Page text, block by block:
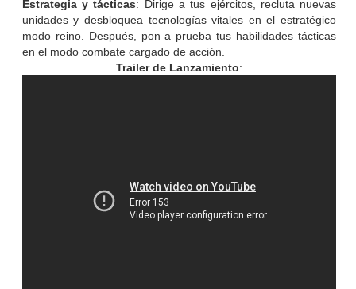
Estrategia y tácticas: Dirige a tus ejércitos, recluta nuevas
unidades y desbloquea tecnologías vitales en el estratégico
modo reino. Después, pon a prueba tus habilidades tácticas
en el modo combate cargado de acción.
Trailer de Lanzamiento: